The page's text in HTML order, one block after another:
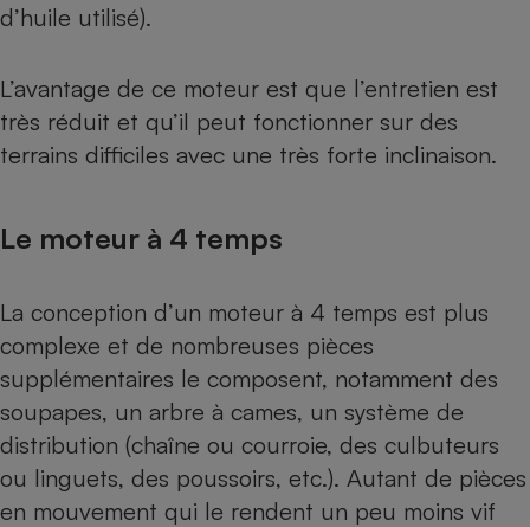
d’huile utilisé).
L’avantage de ce moteur est que l’entretien est
très réduit et qu’il peut fonctionner sur des
terrains difficiles avec une très forte inclinaison.
Le moteur à 4 temps
La conception d’un moteur à 4 temps est plus
complexe et de nombreuses pièces
supplémentaires le composent, notamment des
soupapes, un arbre à cames, un système de
distribution (chaîne ou courroie, des culbuteurs
ou linguets, des poussoirs, etc.). Autant de pièces
en mouvement qui le rendent un peu moins vif